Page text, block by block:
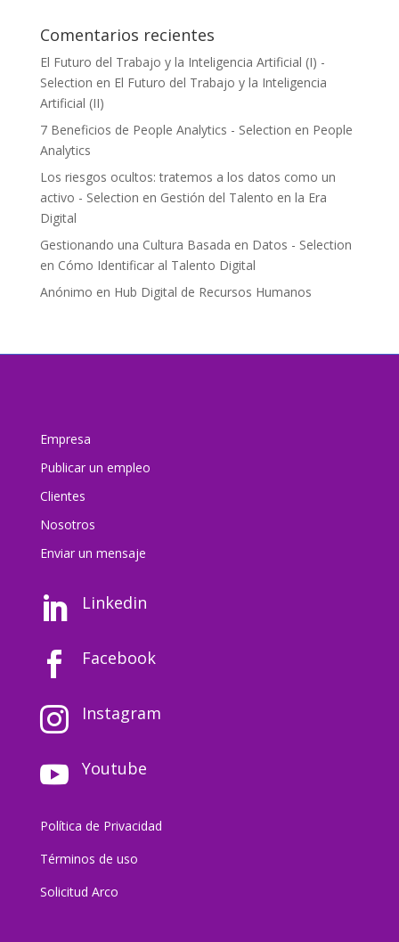
Comentarios recientes
El Futuro del Trabajo y la Inteligencia Artificial (I) -
Selection en El Futuro del Trabajo y la Inteligencia
Artificial (II)
7 Beneficios de People Analytics - Selection en People
Analytics
Los riesgos ocultos: tratemos a los datos como un
activo - Selection en Gestión del Talento en la Era
Digital
Gestionando una Cultura Basada en Datos - Selection
en Cómo Identificar al Talento Digital
Anónimo en Hub Digital de Recursos Humanos
Empresa
Publicar un empleo
Clientes
Nosotros
Enviar un mensaje
 Linkedin
 Facebook
 Instagram
 Youtube
Política de Privacidad
Términos de uso
Solicitud Arco